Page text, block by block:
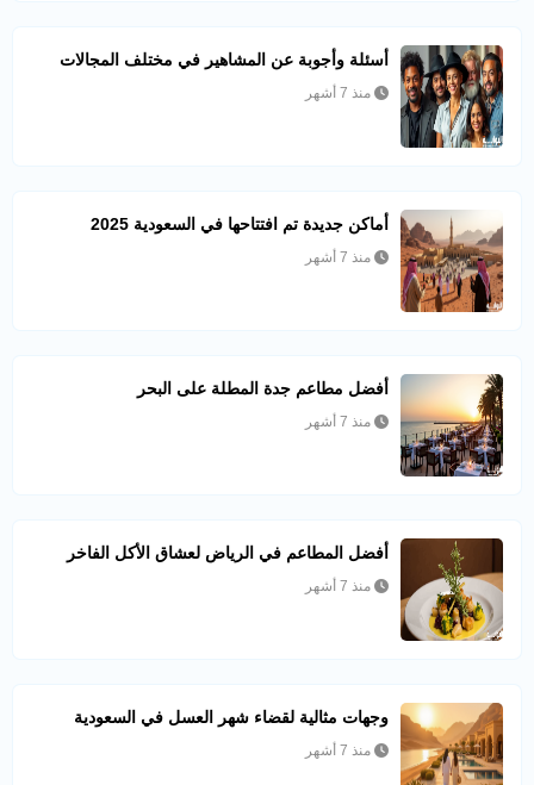
أسئلة وأجوبة عن المشاهير في مختلف المجالات
منذ 7 أشهر
أماكن جديدة تم افتتاحها في السعودية 2025
منذ 7 أشهر
أفضل مطاعم جدة المطلة على البحر
منذ 7 أشهر
أفضل المطاعم في الرياض لعشاق الأكل الفاخر
منذ 7 أشهر
وجهات مثالية لقضاء شهر العسل في السعودية
منذ 7 أشهر